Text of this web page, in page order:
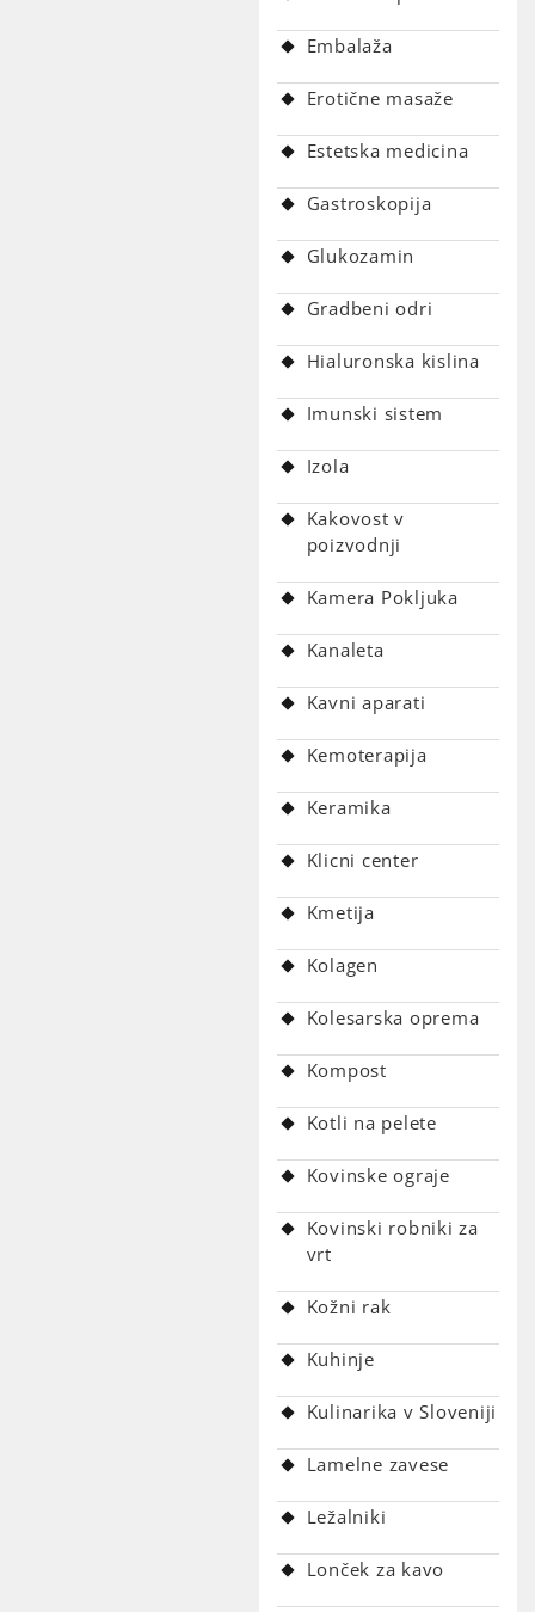
Embalaža
Erotične masaže
Estetska medicina
Gastroskopija
Glukozamin
Gradbeni odri
Hialuronska kislina
Imunski sistem
Izola
Kakovost v
poizvodnji
Kamera Pokljuka
Kanaleta
Kavni aparati
Kemoterapija
Keramika
Klicni center
Kmetija
Kolagen
Kolesarska oprema
Kompost
Kotli na pelete
Kovinske ograje
Kovinski robniki za
vrt
Kožni rak
Kuhinje
Kulinarika v Sloveniji
Lamelne zavese
Ležalniki
Lonček za kavo